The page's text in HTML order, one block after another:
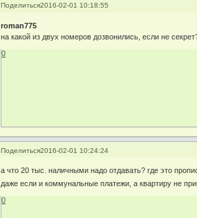
Поделиться2016-02-01 10:18:55
roman775
на какой из двух номеров дозвонились, если не
0
Поделиться2016-02-01 10:24:24
а что 20 тыс. наличными надо отдавать? где это
даже если и коммунальные платежи, а квартиру не
0